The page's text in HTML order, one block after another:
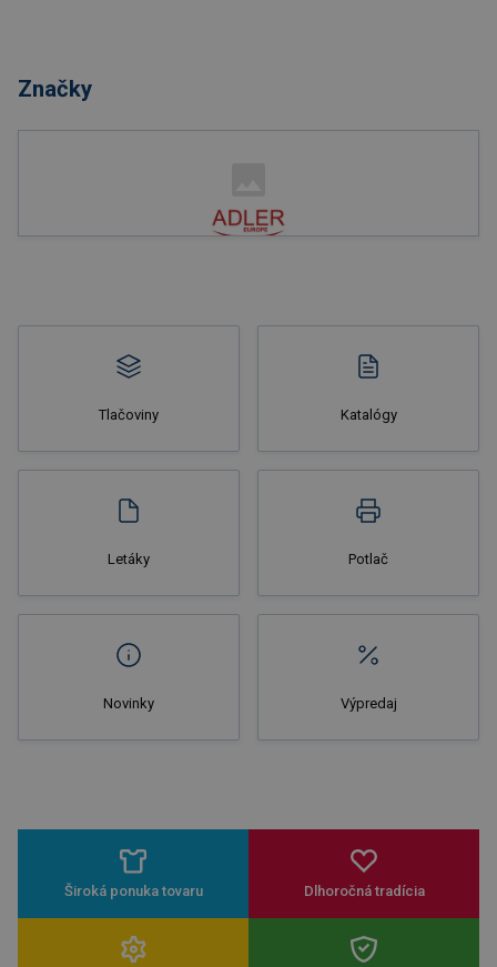
Značky
Tlačoviny Katalógy
Letáky Potlač
Novinky Výpredaj
Široká ponuka tovaru Dlhoročná tradícia